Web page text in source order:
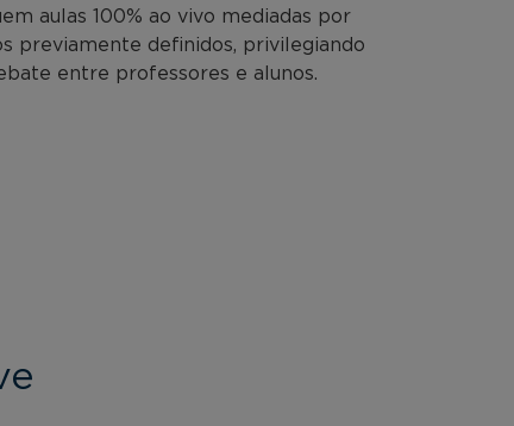
aulas 100% ao vivo mediadas por
previamente definidos, privilegiando
entre professores e alunos.